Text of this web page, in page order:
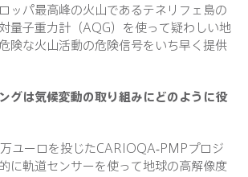
ッパ最高峰の火山であるテネリフェ島の
量子重力計（AQG）を使って疑わしい地
険な火山活動の危険信号をいち早く提供
グは気候変動の取り組みにどのように役
ユーロを投じたCARIOQA-PMPプロジ
に軌道センサーを使って地球の高解像度